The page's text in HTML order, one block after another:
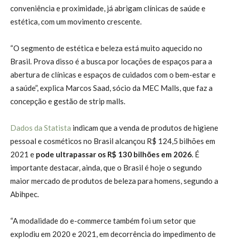
conveniência e proximidade, já abrigam clínicas de saúde e
estética, com um movimento crescente.
“O segmento de estética e beleza está muito aquecido no
Brasil. Prova disso é a busca por locações de espaços para a
abertura de clínicas e espaços de cuidados com o bem-estar e
a saúde”, explica Marcos Saad, sócio da MEC Malls, que faz a
concepção e gestão de strip malls.
Dados da Statista indicam que a venda de produtos de higiene
pessoal e cosméticos no Brasil alcançou R$ 124,5 bilhões em
2021 e pode ultrapassar os R$ 130 bilhões em 2026 . É
importante destacar, ainda, que o Brasil é hoje o segundo
maior mercado de produtos de beleza para homens, segundo a
Abihpec.
“A modalidade do e-commerce também foi um setor que
explodiu em 2020 e 2021, em decorrência do impedimento de